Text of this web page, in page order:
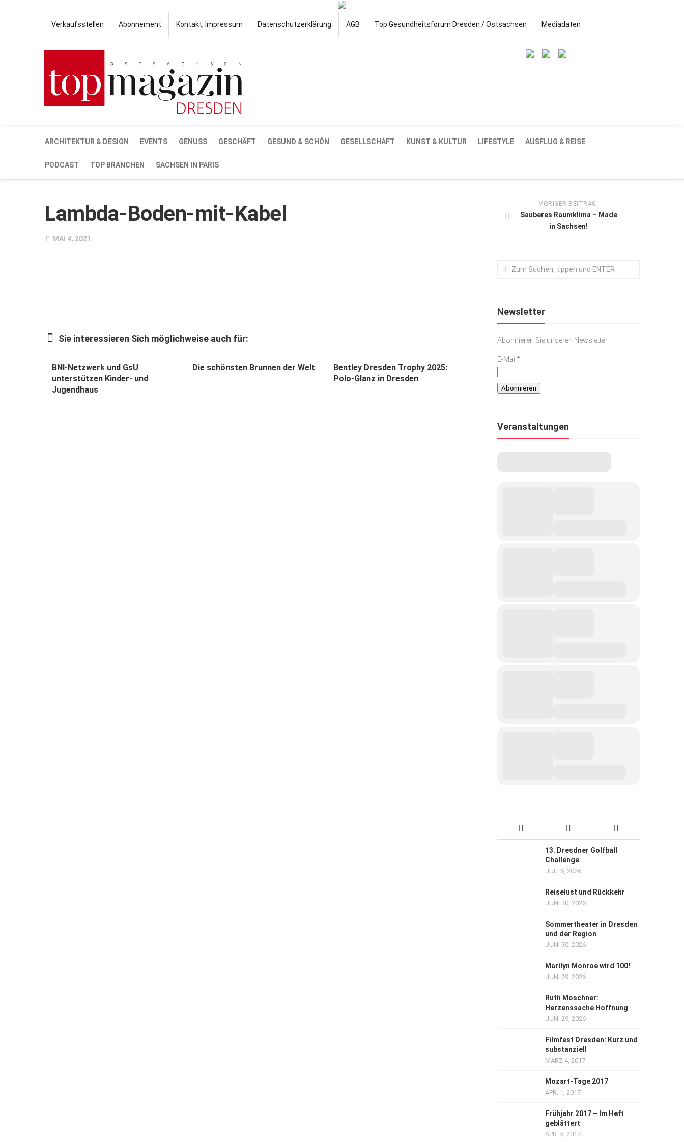
Verkaufsstellen Abonnement Kontakt, Impressum Datenschutzerklärung AGB Top Gesundheitsforum Dresden / Ostsachsen Mediadaten
ARCHITEKTUR & DESIGN EVENTS GENUSS GESCHÄFT GESUND & SCHÖN GESELLSCHAFT KUNST & KULTUR LIFESTYLE AUSFLUG & REISE
PODCAST TOP BRANCHEN SACHSEN IN PARIS
Lambda-Boden-mit-Kabel
MAI 4, 2021
Sie interessieren Sich möglichweise auch für:
BNI-Netzwerk und GsU
unterstützen Kinder- und
Jugendhaus
Die schönsten Brunnen der Welt
Bentley Dresden Trophy 2025:
Polo-Glanz in Dresden
VORIGER BEITRAG:
Sauberes Raumklima – Made
in Sachsen!
Newsletter
Abonnieren Sie unseren Newsletter
E-Mail*
Veranstaltungen
13. Dresdner Golfball
Challenge
JULI 6, 2026
Reiselust und Rückkehr
JUNI 30, 2026
Sommertheater in Dresden
und der Region
JUNI 30, 2026
Marilyn Monroe wird 100!
JUNI 29, 2026
Ruth Moschner:
Herzenssache Hoffnung
JUNI 29, 2026
Filmfest Dresden: Kurz und
substanziell
MÄRZ 4, 2017
Mozart-Tage 2017
APR. 1, 2017
Frühjahr 2017 – Im Heft
geblättert
APR. 5, 2017